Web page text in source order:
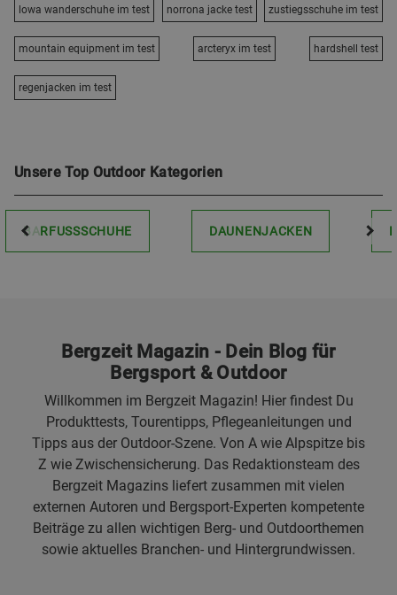
lowa wanderschuhe im test norrona jacke test zustiegsschuhe im test
mountain equipment im test arcteryx im test hardshell test
regenjacken im test
Unsere Top Outdoor Kategorien
BARFUSSSCHUHE DAUNENJACKEN
Bergzeit Magazin - Dein Blog für
Bergsport & Outdoor
Willkommen im Bergzeit Magazin! Hier findest Du
Produkttests, Tourentipps, Pflegeanleitungen und
Tipps aus der Outdoor-Szene. Von A wie Alpspitze bis
Z wie Zwischensicherung. Das Redaktionsteam des
Bergzeit Magazins liefert zusammen mit vielen
externen Autoren und Bergsport-Experten kompetente
Beiträge zu allen wichtigen Berg- und Outdoorthemen
sowie aktuelles Branchen- und Hintergrundwissen.